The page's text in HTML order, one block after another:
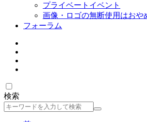
プライベートイベント
画像・ロゴの無断使用はおや
フォーラム
検索
検